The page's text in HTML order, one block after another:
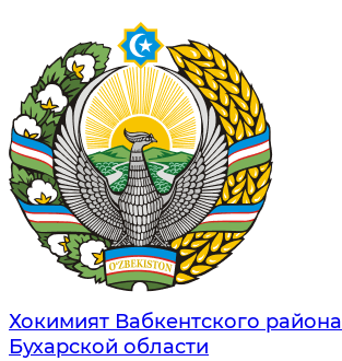
Хокимият Вабкентского района
Бухарской области